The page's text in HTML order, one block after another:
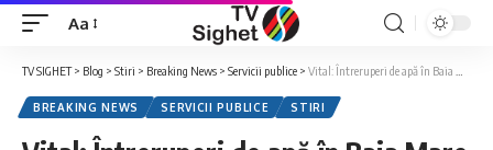
Font
Resizer
Aa
TV SIGHET> Blog > Stiri > Breaking News > Servicii publice > Vital: Întreruperi de apă în Baia Mare
BREAKING NEWS SERVICII PUBLICE STIRI